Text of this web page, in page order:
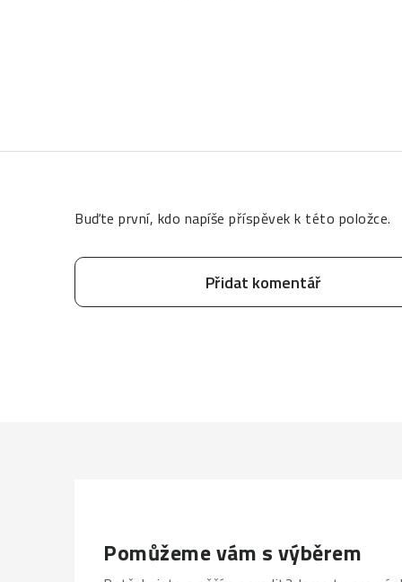
Buďte první, kdo napíše příspěvek k této položce.
Přidat komentář
Pomůžeme vám s výběrem